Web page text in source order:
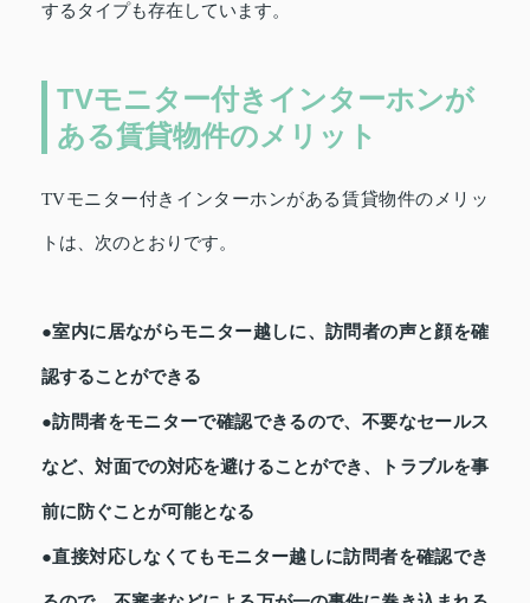
するタイプも存在しています。
TVモニター付きインターホンが
ある賃貸物件のメリット
TVモニター付きインターホンがある賃貸物件のメリッ
トは、次のとおりです。
●室内に居ながらモニター越しに、訪問者の声と顔を確
認することができる
●訪問者をモニターで確認できるので、不要なセールス
など、対面での対応を避けることができ、トラブルを事
前に防ぐことが可能となる
●直接対応しなくてもモニター越しに訪問者を確認でき